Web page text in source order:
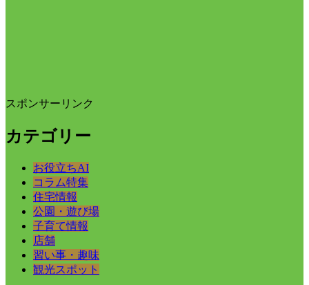
スポンサーリンク
カテゴリー
お役立ちAI
コラム特集
住宅情報
公園・遊び場
子育て情報
店舗
習い事・趣味
観光スポット